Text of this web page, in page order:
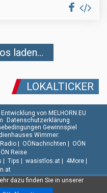
laden...
LOKALTICKER
dazu finden Sie in unserer
von MELHORN.EU
Datenschutzerklärung
Gewinnspiel
Wimmer:
| OÖNachrichten
OÖN
Reise
Tips wasistlos.at| 4More|